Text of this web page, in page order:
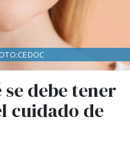
debe tener
cuidado de